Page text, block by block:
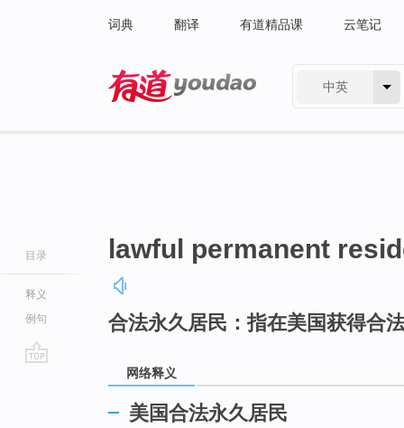
词典 翻译 有道精品课 云笔记
中英
目录
释义
例句
lawful permanent
合法永久居民：指在美国获得合
网络释义
美国合法永久居民